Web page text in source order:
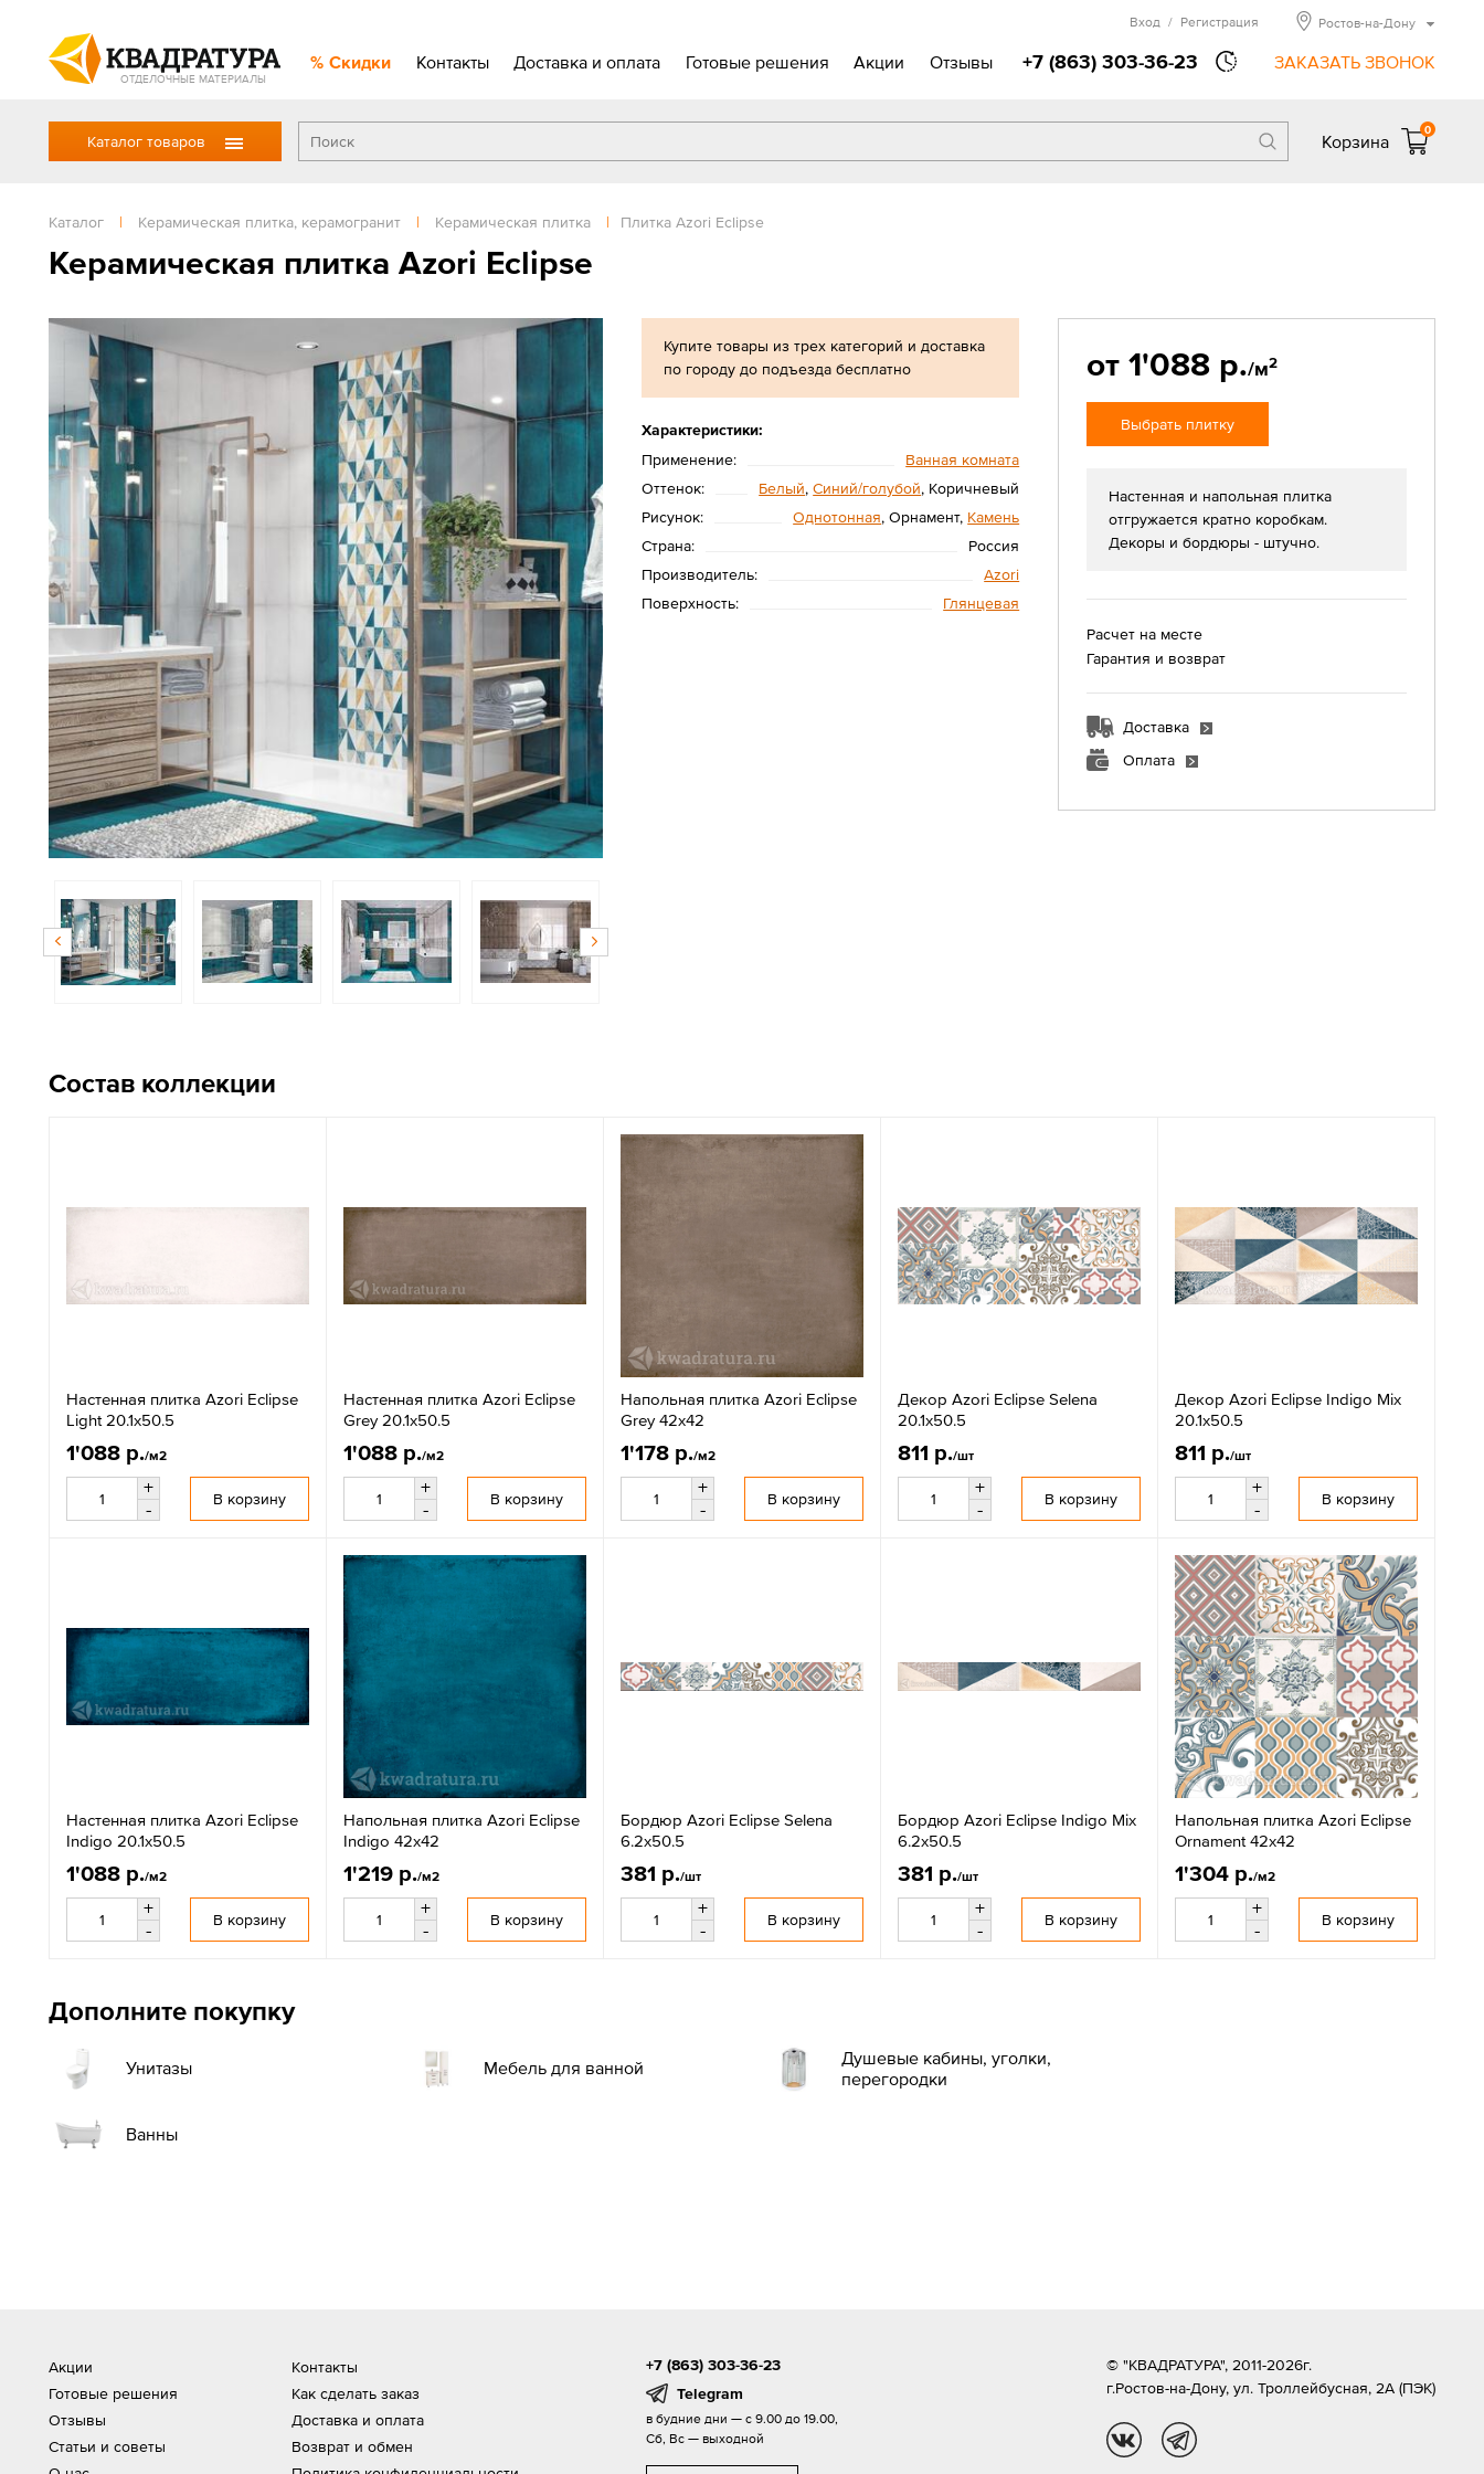
ОТДЕЛОЧНЫЕ МАТЕРИАЛЫ
Скидки Контакты Доставка и оплата Готовые решения Акции Отзывы +7 (863) 303-36-23 ЗАКАЗАТЬ ЗВОНОК
Вход / Регистрация Ростов-на-Дону
Каталог товаров Корзина
0
Каталог | Керамическая плитка, керамогранит | Керамическая плитка | Плитка Azori Eclipse
Керамическая плитка Azori Eclipse
Купите товары из трех категорий и доставка
по городу до подъезда бесплатно
Характеристики:
Применение:
Ванная комната
Оттенок:
Белый,Синий/голубой, Коричневый
Рисунок:
Однотонная, Орнамент, Камень
Страна:
Россия
Производитель:
Azori
Поверхность:
Глянцевая
от 1'088 р./м2
Выбрать плитку
Настенная и напольная плитка
отгружается кратно коробкам.
Декоры и бордюры - штучно.
Расчет на месте
Гарантия и возврат
Доставка
Оплата
Состав коллекции
Настенная плитка Azori Eclipse
Light 20.1x50.5
1'088 р./м2
+
-
В корзину
Настенная плитка Azori Eclipse
Grey 20.1x50.5
1'088 р./м2
+
-
В корзину
Напольная плитка Azori Eclipse
Grey 42x42
1'178 р./м2
+
-
В корзину
Декор Azori Eclipse Selena
20.1x50.5
811 р./шт
+
-
В корзину
Декор Azori Eclipse Indigo Mix
20.1x50.5
811 р./шт
+
-
В корзину
Настенная плитка Azori Eclipse
Indigo 20.1x50.5
1'088 р./м2
+
-
В корзину
Напольная плитка Azori Eclipse
Indigo 42x42
1'219 р./м2
+
-
В корзину
Бордюр Azori Eclipse Selena
6.2x50.5
381 р./шт
+
-
В корзину
Бордюр Azori Eclipse Indigo Mix
6.2x50.5
381 р./шт
+
-
В корзину
Напольная плитка Azori Eclipse
Ornament 42х42
1'304 р./м2
+
-
В корзину
Дополните покупку
Унитазы Мебель для ванной
Душевые кабины, уголки,
перегородки
Ванны
Акции
Готовые решения
Отзывы
Статьи и советы
Контакты
Как сделать заказ
Доставка и оплата
Возврат и обмен
+7 (863) 303-36-23
Telegram
в будние дни — с 9.00 до 19.00,
Сб, Вс — выходной
© "КВАДРАТУРА", 2011-2026г.
г.Ростов-на-Дону, ул. Троллейбусная, 2А (ПЭК)